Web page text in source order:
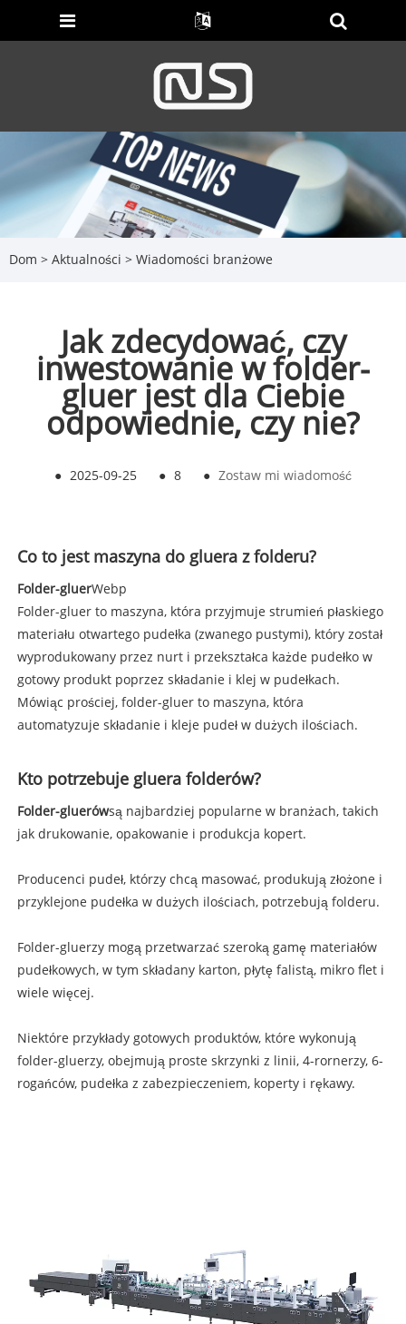
Dom > Aktualności > Wiadomości branżowe
Jak zdecydować, czy
inwestowanie w folder-
gluer jest dla Ciebie
odpowiednie, czy nie?
● 2025-09-25 ● 8 ● Zostaw mi wiadomość
Co to jest maszyna do gluera z folderu?
Folder-gluerWebp
Folder-gluer to maszyna, która przyjmuje strumień płaskiego
materiału otwartego pudełka (zwanego pustymi), który został
wyprodukowany przez nurt i przekształca każde pudełko w
gotowy produkt poprzez składanie i klej w pudełkach.
Mówiąc prościej, folder-gluer to maszyna, która
automatyzuje składanie i kleje pudeł w dużych ilościach.
Kto potrzebuje gluera folderów?
Folder-gluerówsą najbardziej popularne w branżach, takich
jak drukowanie, opakowanie i produkcja kopert.
Producenci pudeł, którzy chcą masować, produkują złożone i
przyklejone pudełka w dużych ilościach, potrzebują folderu.
Folder-gluerzy mogą przetwarzać szeroką gamę materiałów
pudełkowych, w tym składany karton, płytę falistą, mikro flet i
wiele więcej.
Niektóre przykłady gotowych produktów, które wykonują
folder-gluerzy, obejmują proste skrzynki z linii, 4-rornerzy, 6-
rogańców, pudełka z zabezpieczeniem, koperty i rękawy.